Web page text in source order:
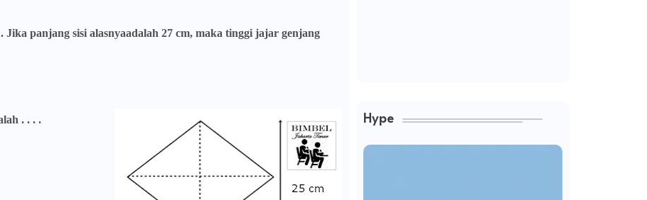
. Jika panjang sisi alasnyaadalah 27 cm, maka tinggi jajar genjang
. . . . Hype